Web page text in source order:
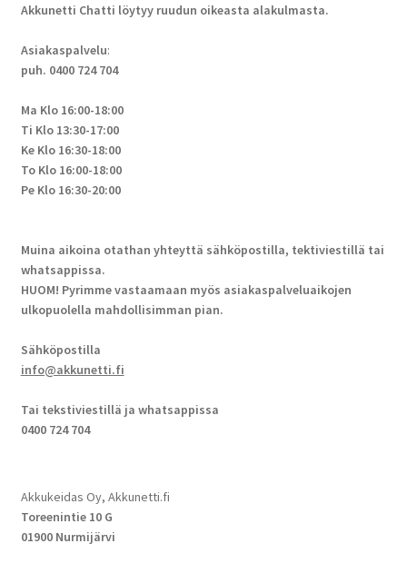
Akkunetti Chatti löytyy ruudun oikeasta alakulmasta.
Asiakaspalvelu:
puh. 0400 724 704
Ma Klo 16:00-18:00
Ti Klo 13:30-17:00
Ke Klo 16:30-18:00
To Klo 16:00-18:00
Pe Klo 16:30-20:00
Muina aikoina otathan yhteyttä sähköpostilla, tektiviestillä tai
whatsappissa.
HUOM! Pyrimme vastaamaan myös asiakaspalveluaikojen
ulkopuolella mahdollisimman pian.
Sähköpostilla
info@akkunetti.fi
Tai tekstiviestillä ja whatsappissa
0400 724 704
Akkukeidas Oy, Akkunetti.fi
Toreenintie 10 G
01900 Nurmijärvi